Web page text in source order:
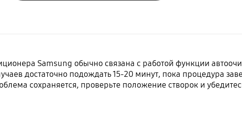
Samsung обычно связана с работой функции
достаточно подождать 15-20 минут, пока процедура
сохраняется, проверьте положение створок и